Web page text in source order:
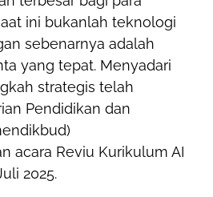
ini bukanlah teknologi
sebenarnya adalah
yang tepat. Menyadari
strategis telah
Pendidikan dan
acara Reviu Kurikulum AI
2025.